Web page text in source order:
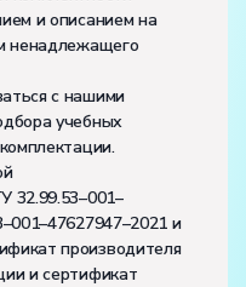
и описанием на
ненадлежащего
с нашими
учебных
32.99.53–001–
и
производителя
и сертификат